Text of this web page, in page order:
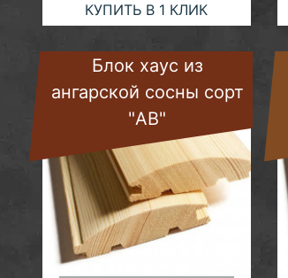
КУПИТЬ В 1 КЛИК
Блок хаус из
ангарской сосны сорт
"AB"